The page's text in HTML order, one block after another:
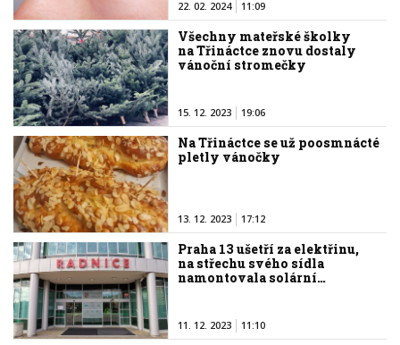
22. 02. 2024 11:09
Všechny mateřské školky
na Třináctce znovu dostaly
vánoční stromečky
15. 12. 2023 19:06
Na Třináctce se už poosmnácté
pletly vánočky
13. 12. 2023 17:12
Praha 13 ušetří za elektřinu,
na střechu svého sídla
namontovala solární…
11. 12. 2023 11:10